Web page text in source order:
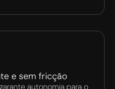
e sem fricção
autonomia para o